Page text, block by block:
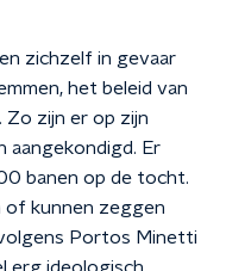
zichzelf in gevaar
het beleid van
zijn er op zijn
aangekondigd. Er
banen op de tocht.
of kunnen zeggen
Portos Minetti